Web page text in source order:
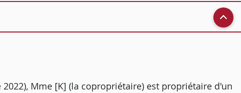
Mme [K] (la copropriétaire) est propriétaire d'un